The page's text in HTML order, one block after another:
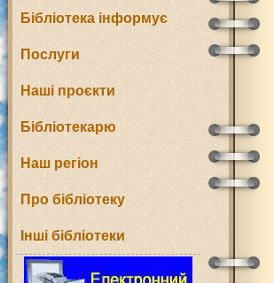
Бібліотека інформує
Послуги
Наші проєкти
Бібліотекарю
Наш регіон
Про бібліотеку
Інші бібліотеки